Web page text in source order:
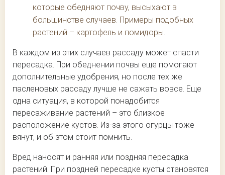
которые обедняют почву, высыхают в
большинстве случаев. Примеры подобных
растений – картофель и помидоры.
В каждом из этих случаев рассаду может спасти
пересадка. При обеднении почвы еще помогают
дополнительные удобрения, но после тех же
пасленовых рассаду лучше не сажать вовсе. Еще
одна ситуация, в которой понадобится
пересаживание растений – это близкое
расположение кустов. Из-за этого огурцы тоже
вянут, и об этом стоит помнить.
Вред наносят и ранняя или поздняя пересадка
растений. При поздней пересадке кусты становятся